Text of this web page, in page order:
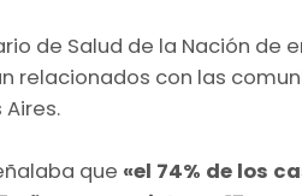
de Salud de la Nación de
relacionados con las
que «el 74% de los